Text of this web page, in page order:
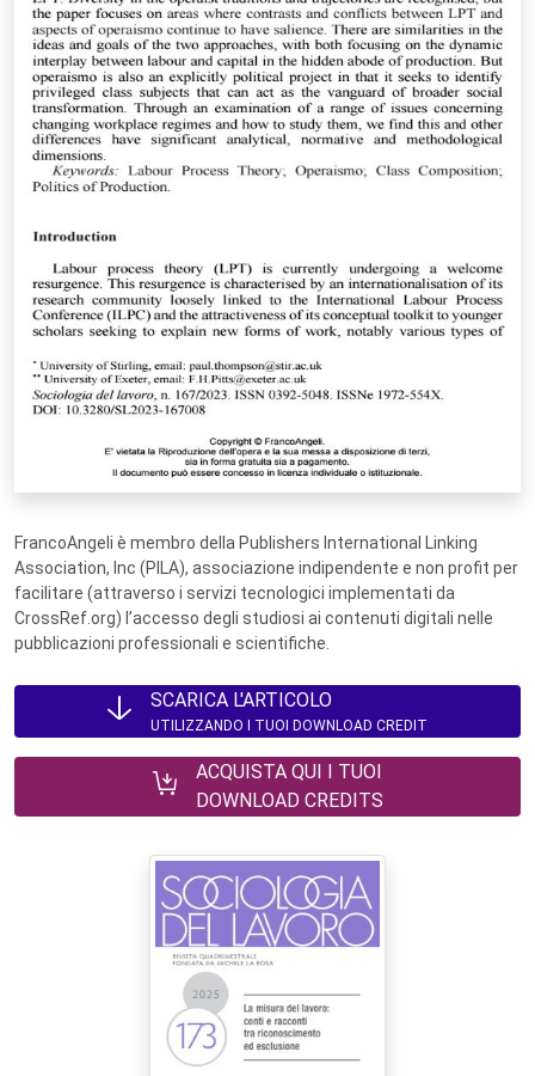
FrancoAngeli è membro della Publishers International Linking
Association, Inc (PILA), associazione indipendente e non profit per
facilitare (attraverso i servizi tecnologici implementati da
CrossRef.org) l’accesso degli studiosi ai contenuti digitali nelle
pubblicazioni professionali e scientifiche.
SCARICA L'ARTICOLO
UTILIZZANDO I TUOI DOWNLOAD CREDIT
ACQUISTA QUI I TUOI
DOWNLOAD CREDITS